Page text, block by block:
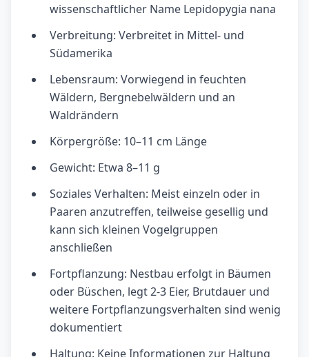
wissenschaftlicher Name Lepidopygia nana
Verbreitung: Verbreitet in Mittel- und
Südamerika
Lebensraum: Vorwiegend in feuchten
Wäldern, Bergnebelwäldern und an
Waldrändern
Körpergröße: 10–11 cm Länge
Gewicht: Etwa 8–11 g
Soziales Verhalten: Meist einzeln oder in
Paaren anzutreffen, teilweise gesellig und
kann sich kleinen Vogelgruppen
anschließen
Fortpflanzung: Nestbau erfolgt in Bäumen
oder Büschen, legt 2-3 Eier, Brutdauer und
weitere Fortpflanzungsverhalten sind wenig
dokumentiert
Haltung: Keine Informationen zur Haltung